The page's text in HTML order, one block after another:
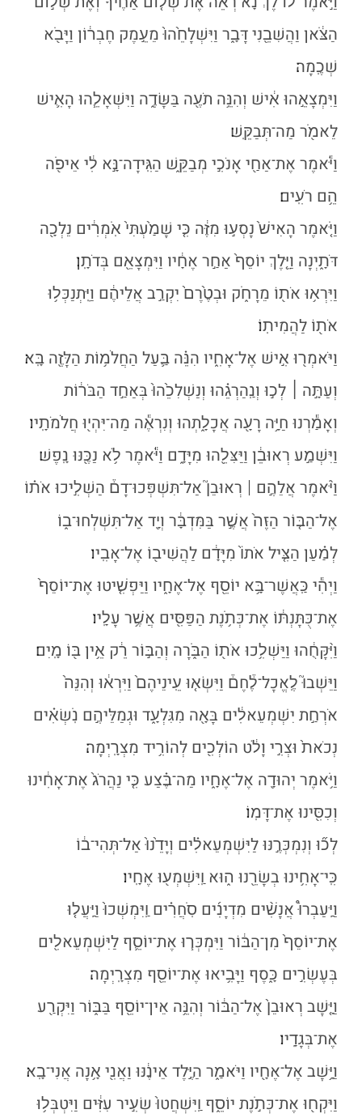
הַצֹּ֔אן וַהֲשִׁבֵ֖נִי דָּבָ֑ר וַיִּשְׁלָחֵ֙הוּ֙ מֵעֵ֣מֶק חֶבְר֔וֹן וַיָּבֹ֖א
שְׁכֶֽמָה׃
וַיִּמְצָאֵ֣הוּ אִ֔ישׁ וְהִנֵּ֥ה תֹעֶ֖ה בַּשָּׂדֶ֑ה וַיִּשְׁאָלֵ֧הוּ הָאִ֛ישׁ
לֵאמֹ֖ר מַה־תְּבַקֵּֽשׁ׃
וַיֹּ֕אמֶר אֶת־אַחַ֖י אָנֹכִ֣י מְבַקֵּ֑שׁ הַגִּֽידָה־נָּ֣א לִ֔י אֵיפֹ֖ה
הֵ֥ם רֹעִֽים׃
וַיֹּ֤אמֶר הָאִישׁ֙ נָסְע֣וּ מִזֶּ֔ה כִּ֤י שָׁמַ֙עְתִּי֙ אֹֽמְרִ֔ים נֵלְכָ֖ה
דֹּתָ֑יְנָה וַיֵּ֤לֶךְ יוֹסֵף֙ אַחַ֣ר אֶחָ֔יו וַיִּמְצָאֵ֖ם בְּדֹתָֽן׃
וַיִּרְא֥וּ אֹת֖וֹ מֵרָחֹ֑ק וּבְטֶ֙רֶם֙ יִקְרַ֣ב אֲלֵיהֶ֔ם וַיִּֽתְנַכְּל֥וּ
אֹת֖וֹ לַהֲמִיתֽוֹ׃
וַיֹּאמְר֖וּ אִ֣ישׁ אֶל־אָחִ֑יו הִנֵּ֗ה בַּ֛עַל הַחֲלֹמ֥וֹת הַלָּזֶ֖ה בָּֽא׃
וְעַתָּ֣ה
לְכ֣וּ וְנַֽהַרְגֵ֗הוּ וְנַשְׁלִכֵ֙הוּ֙ בְּאַחַ֣ד הַבֹּר֔וֹת
וְאָמַ֕רְנוּ חַיָּ֥ה רָעָ֖ה אֲכָלָ֑תְהוּ וְנִרְאֶ֕ה מַה־יִּהְי֖וּ חֲלֹמֹתָֽיו׃
וַיִּשְׁמַ֣ע רְאוּבֵ֔ן וַיַּצִּלֵ֖הוּ מִיָּדָ֑ם וַיֹּ֕אמֶר לֹ֥א נַכֶּ֖נּוּ נָֽפֶשׁ׃
וַיֹּ֨אמֶר אֲלֵהֶ֣ם
רְאוּבֵן֮ אַל־תִּשְׁפְּכוּ־דָם֒ הַשְׁלִ֣יכוּ אֹת֗וֹ
אֶל־הַבּ֤וֹר הַזֶּה֙ אֲשֶׁ֣ר בַּמִּדְבָּ֔ר וְיָ֖ד אַל־תִּשְׁלְחוּ־ב֑וֹ
לְמַ֗עַן הַצִּ֤יל אֹתוֹ֙ מִיָּדָ֔ם לַהֲשִׁיב֖וֹ אֶל־אָבִֽיו׃
וַיְהִ֕י כַּֽאֲשֶׁר־בָּ֥א יוֹסֵ֖ף אֶל־אֶחָ֑יו וַיַּפְשִׁ֤יטוּ אֶת־יוֹסֵף֙
אֶת־כֻּתׇּנְתּ֔וֹ אֶת־כְּתֹ֥נֶת הַפַּסִּ֖ים אֲשֶׁ֥ר עָלָֽיו׃
וַיִּ֨קָּחֻ֔הוּ וַיַּשְׁלִ֥כוּ אֹת֖וֹ הַבֹּ֑רָה וְהַבּ֣וֹר רֵ֔ק אֵ֥ין בּ֖וֹ מָֽיִם׃
וַיֵּשְׁבוּ֮ לֶֽאֱכׇל־לֶ֒חֶם֒ וַיִּשְׂא֤וּ עֵֽינֵיהֶם֙ וַיִּרְא֔וּ וְהִנֵּה֙
אֹרְחַ֣ת יִשְׁמְעֵאלִ֔ים בָּאָ֖ה מִגִּלְעָ֑ד וּגְמַלֵּיהֶ֣ם נֹֽשְׂאִ֗ים
נְכֹאת֙ וּצְרִ֣י וָלֹ֔ט הוֹלְכִ֖ים לְהוֹרִ֥יד מִצְרָֽיְמָה׃
וַיֹּ֥אמֶר יְהוּדָ֖ה אֶל־אֶחָ֑יו מַה־בֶּ֗צַע כִּ֤י נַהֲרֹג֙ אֶת־אָחִ֔ינוּ
וְכִסִּ֖ינוּ אֶת־דָּמֽוֹ׃
לְכ֞וּ וְנִמְכְּרֶ֣נּוּ לַיִּשְׁמְעֵאלִ֗ים וְיָדֵ֙נוּ֙ אַל־תְּהִי־ב֔וֹ
כִּֽי־אָחִ֥ינוּ בְשָׂרֵ֖נוּ ה֑וּא וַֽיִּשְׁמְע֖וּ אֶחָֽיו׃
וַיַּֽעַבְרוּ֩ אֲנָשִׁ֨ים מִדְיָנִ֜ים סֹֽחֲרִ֗ים וַֽיִּמְשְׁכוּ֙ וַיַּֽעֲל֤וּ
אֶת־יוֹסֵף֙ מִן־הַבּ֔וֹר וַיִּמְכְּר֧וּ אֶת־יוֹסֵ֛ף לַיִּשְׁמְעֵאלִ֖ים
בְּעֶשְׂרִ֣ים כָּ֑סֶף וַיָּבִ֥יאוּ אֶת־יוֹסֵ֖ף מִצְרָֽיְמָה׃
וַיָּ֤שׇׁב רְאוּבֵן֙ אֶל־הַבּ֔וֹר וְהִנֵּ֥ה אֵין־יוֹסֵ֖ף בַּבּ֑וֹר וַיִּקְרַ֖ע
אֶת־בְּגָדָֽיו׃
וַיָּ֥שׇׁב אֶל־אֶחָ֖יו וַיֹּאמַ֑ר הַיֶּ֣לֶד אֵינֶ֔נּוּ וַאֲנִ֖י אָ֥נָה אֲנִי־בָֽא׃
וַיִּקְח֖וּ אֶת־כְּתֹ֣נֶת יוֹסֵ֑ף וַֽיִּשְׁחֲטוּ֙ שְׂעִ֣יר עִזִּ֔ים וַיִּטְבְּל֥וּ